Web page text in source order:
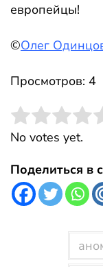
европейцы!
©Олег
Просмотров: 4
Rate this item:
Submit Rating
No votes yet.
Поделиться в